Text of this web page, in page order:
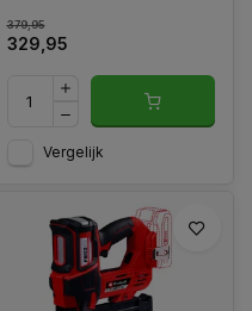
379,95
329,95
Vergelijk